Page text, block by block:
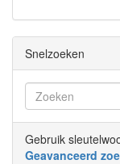
Snelzoeken
Gebruik
Geavanceerd